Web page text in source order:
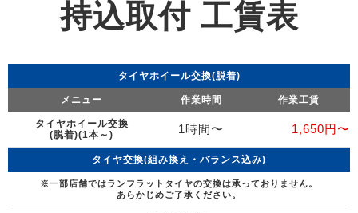
持込取付 工賃表
タイヤホイール交換(脱着)
メニュー 作業時間 作業工賃
タイヤホイール交換
(脱着)(1本～)
1時間〜 1,650円〜
タイヤ交換(組み換え・バランス込み)
※一部店舗ではランフラットタイヤの交換は承っておりません。
あらかじめご了承ください。